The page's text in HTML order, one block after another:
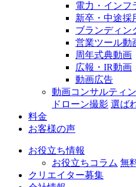
電力・インフ
新卒・中途採
ブランディン
営業ツール動
周年式典動画
広報・IR動画
動画広告
動画コンサルティ
ドローン撮影 選ば
料金
お客様の声
お役立ち情報
お役立ちコラム 無
クリエイター募集